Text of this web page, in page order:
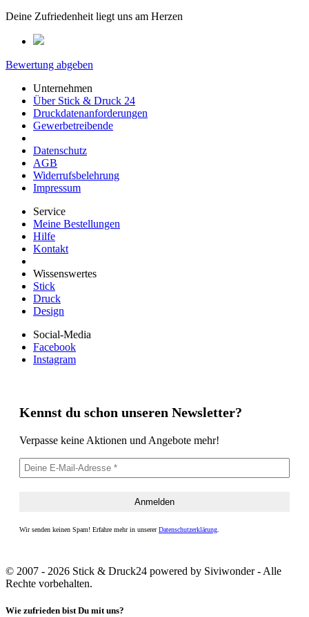
Deine Zufriedenheit liegt uns am Herzen
Bewertung abgeben
Unternehmen
Über Stick & Druck 24
Druckdatenanforderungen
Gewerbetreibende
Datenschutz
AGB
Widerrufsbelehrung
Impressum
Service
Meine Bestellungen
Hilfe
Kontakt
Wissenswertes
Stick
Druck
Design
Social-Media
Facebook
Instagram
Kennst du schon unseren Newsletter?
Verpasse keine Aktionen und Angebote mehr!
Wir senden keinen Spam! Erfahre mehr in unsererDatenschutzerklärung
© 2007 - 2026 Stick & Druck24 powered by Siviwonder - Alle
Rechte vorbehalten.
Wie zufrieden bist Du mit uns?